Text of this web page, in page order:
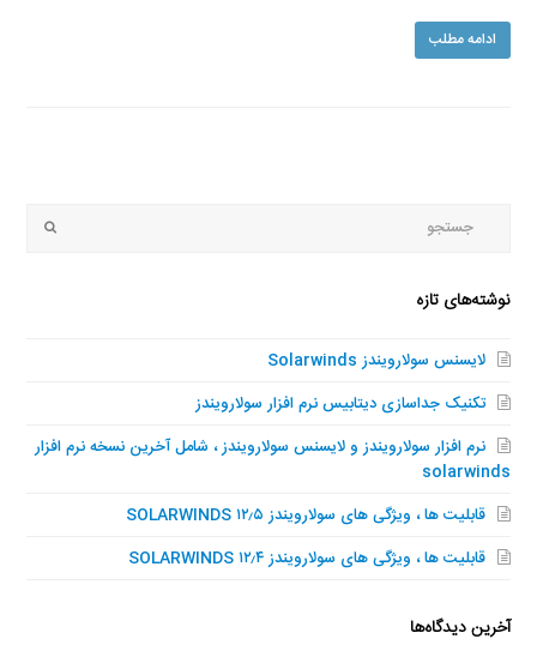
ادامه مطلب
نوشته‌های تازه
لایسنس سولارویندز Solarwinds
تکنیک جداسازی دیتابیس نرم افزار سولارویندز
نرم افزار سولارویندز و لایسنس سولارویندز ، شامل آخرین نسخه نرم افزار
solarwinds
قابلیت ها ، ویژگی های سولارویندز SOLARWINDS ۱۲٫۵
قابلیت ها ، ویژگی های سولارویندز SOLARWINDS ۱۲٫۴
آخرین دیدگاه‌ها